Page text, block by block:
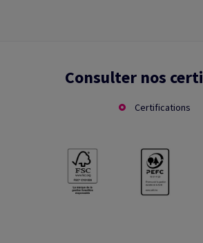
Consulter nos
Certifications